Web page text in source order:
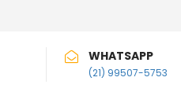
WHATSAPP
(21) 99507-5753